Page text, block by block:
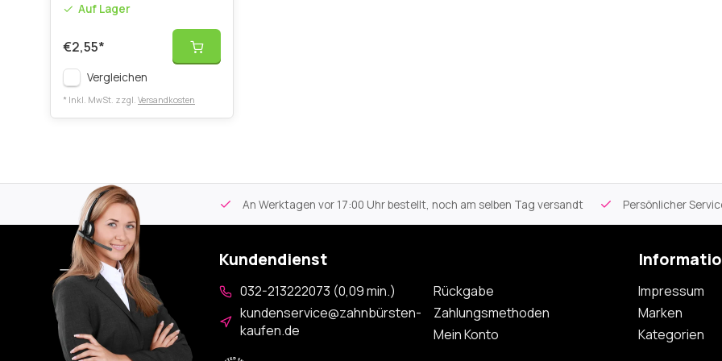
Auf Lager
€2,55*
Vergleichen
* Inkl. MwSt. zzgl. Versandkosten
Kostenloser Versand An Werktagen vor 17:00 Uhr bestellt, noch am selben Tag versandt Persönlicher
Kundendienst
032-213222073 (0,09 min.)
kundenservice@zahnbürsten-
kaufen.de
Rückgabe
Zahlungsmethoden
Mein Konto
Impressum
Marken
Kategorien